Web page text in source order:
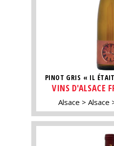
PINOT GRIS « IL
VINS D'ALSACE
Alsace Alsace